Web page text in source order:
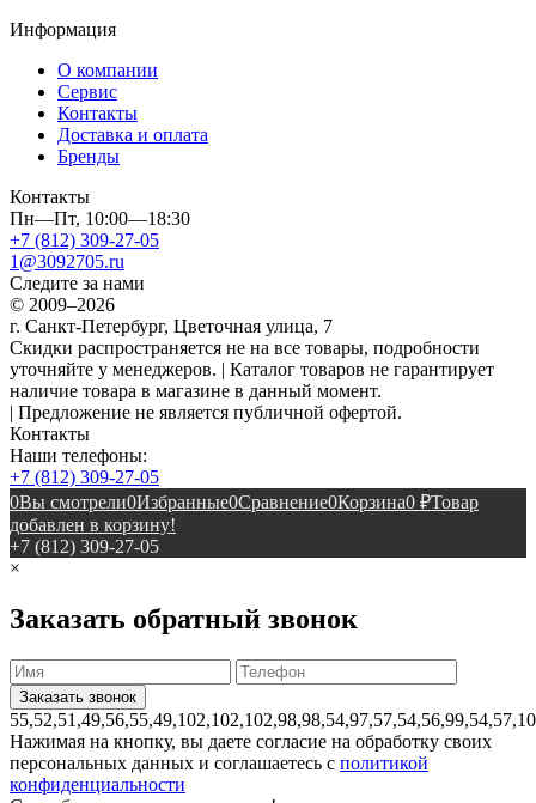
Информация
О компании
Сервис
Контакты
Доставка и оплата
Бренды
Контакты
Пн—Пт, 10:00—18:30
+7 (812) 309-27-05
1@3092705.ru
Следите за нами
© 2009–2026
г. Санкт-Петербург, Цветочная улица, 7
Скидки распространяется не на все товары, подробности
уточняйте у менеджеров. | Каталог товаров не гарантирует
наличие товара в магазине в данный момент.
| Предложение не является публичной офертой.
Контакты
Наши телефоны:
+7 (812) 309-27-05
0Вы смотрели0Избранные0Сравнение0Корзина0 ₽Товар
добавлен в корзину!
+7 (812) 309-27-05
×
Заказать обратный звонок
Нажимая на кнопку, вы даете согласие на обработку своих
персональных данных и соглашаетесь с политикой
конфиденциальности